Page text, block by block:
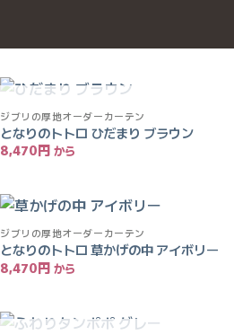
入荷待ち
ジブリの厚地オーダーカーテン
となりのトトロ ひだまり ブラウン
8,470円
ジブリの厚地オーダーカーテン
となりのトトロ 草かげの中 アイボリー
8,470円